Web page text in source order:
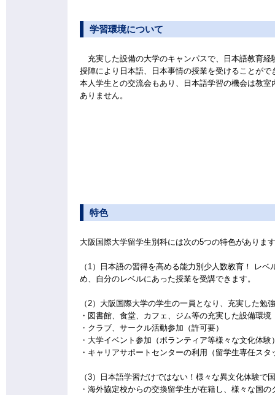
学習環境について
充実した設備の大学のキャンパスで、日本語教育経
授陣により日本語、日本事情の授業を受けることがで
本人学生との交流会もあり、日本語学習の機会は教室
ありません。
特色
大阪国際大学留学生別科には次の5つの特色がありま
（1）日本語の習得を高める能力別少人数教育！ レ
め、自分のレベルにあった授業を受講できます。
（2）大阪国際大学の学生の一員となり、充実した勉
・図書館、食堂、カフェ、ジム等の充実した設備環境
・クラブ、サークル活動参加（許可要）
・大学イベント参加（ボランティア等様々な文化体験
・キャリアサポートセンターの利用（留学生専任ス
（3）日本語学習だけではない！様々な異文化体験で
・海外協定校からの交換留学生が在籍し、様々な国